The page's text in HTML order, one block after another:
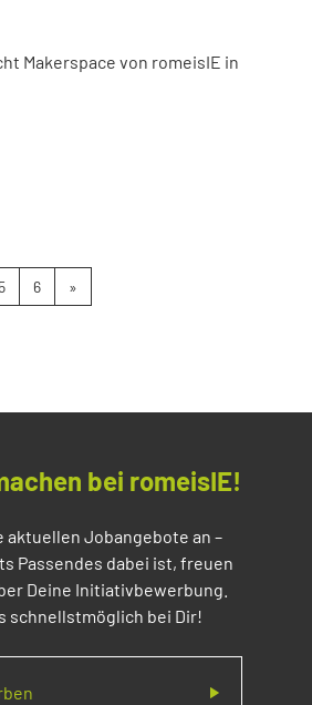
Makerspace von romeisIE in
5 6 »
bei romeisIE!
aktuellen Jobangebote an –
Passendes dabei ist, freuen
Deine Initiativbewerbung.
schnellstmöglich bei Dir!